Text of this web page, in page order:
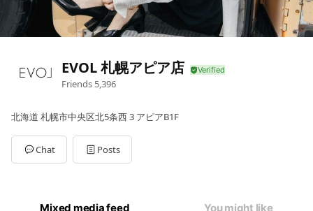
EVOL 札幌アピア店
Friends 5,396
北海道 札幌市中央区北5条西 3 アピアB1F
Chat Posts
Mixed media feed You might like